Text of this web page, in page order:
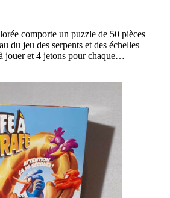
comporte un puzzle de 50 pièces
du jeu des serpents et des échelles
jouer et 4 jetons pour chaque…